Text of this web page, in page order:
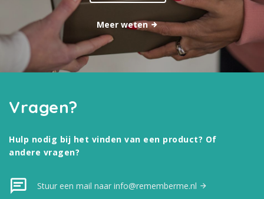
Meer weten
Vragen?
Hulp nodig bij het vinden van een product? Of
andere vragen?
Stuur een mail naar info@rememberme.nl